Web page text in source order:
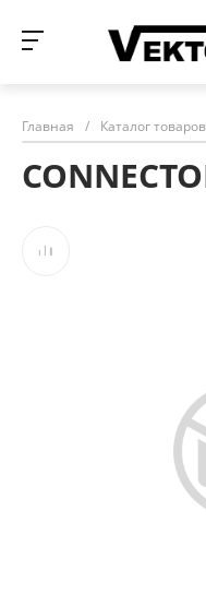
Главная / Каталог товаров